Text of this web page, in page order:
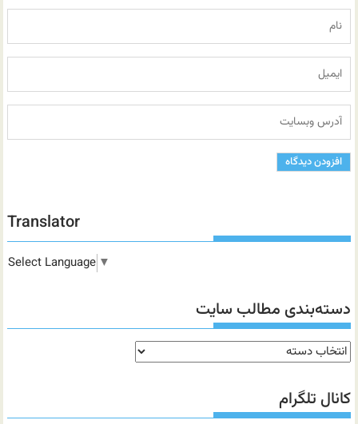
Translator
Select Language ▼
دسته‌بندی مطالب سایت
دسته‌بندی
مطالب
سایت
کانال تلگرام